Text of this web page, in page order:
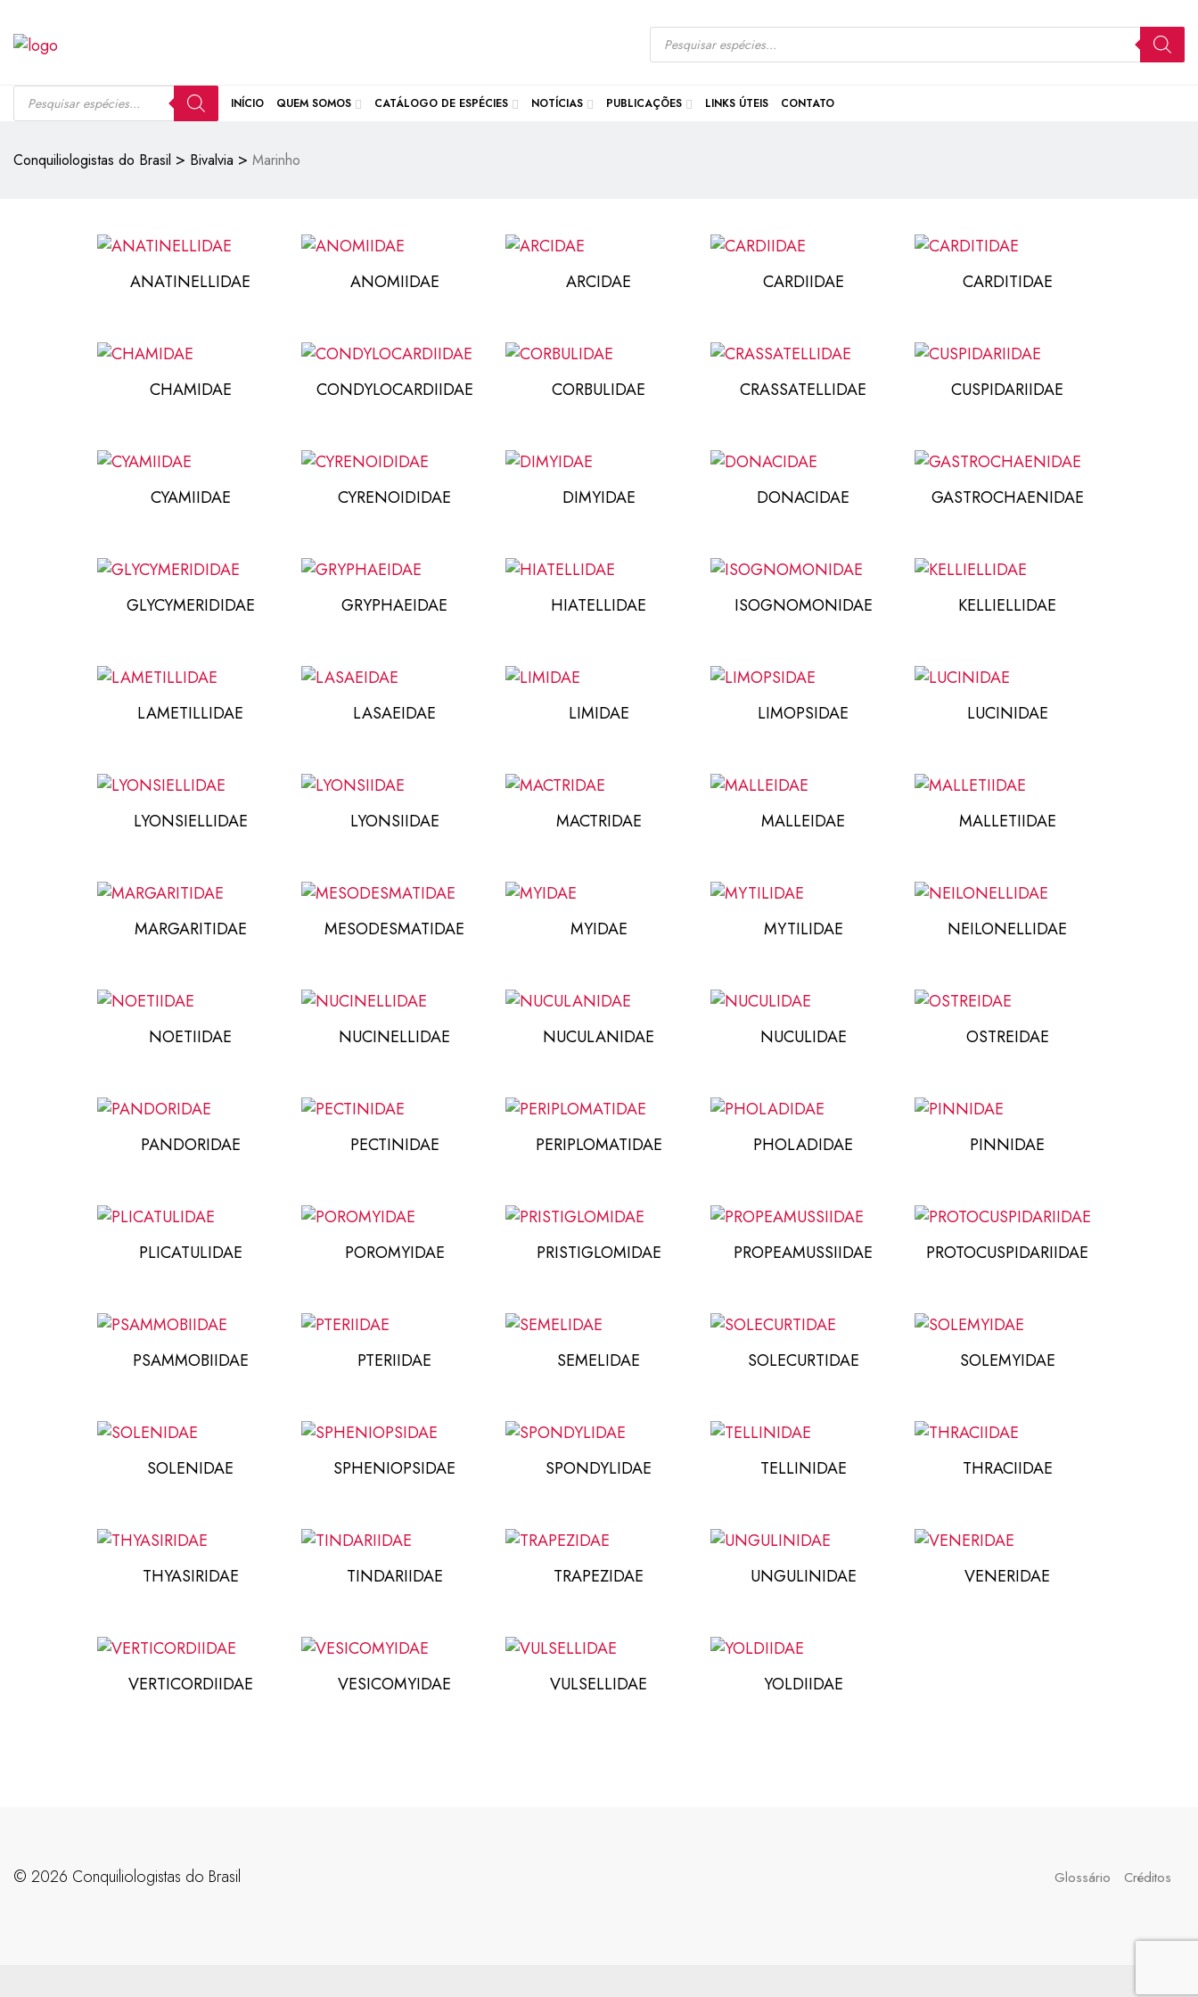
INÍCIO QUEM SOMOS CATÁLOGO DE ESPÉCIES NOTÍCIAS PUBLICAÇÕES LINKS ÚTEIS CONTATO
Conquiliologistas do Brasil > Bivalvia > Marinho
ANATINELLIDAE ANOMIIDAE ARCIDAE CARDIIDAE CARDITIDAE
CHAMIDAE CONDYLOCARDIIDAE CORBULIDAE CRASSATELLIDAE CUSPIDARIIDAE
CYAMIIDAE CYRENOIDIDAE DIMYIDAE DONACIDAE GASTROCHAENIDAE
GLYCYMERIDIDAE GRYPHAEIDAE HIATELLIDAE ISOGNOMONIDAE KELLIELLIDAE
LAMETILLIDAE LASAEIDAE LIMIDAE LIMOPSIDAE LUCINIDAE
LYONSIELLIDAE LYONSIIDAE MACTRIDAE MALLEIDAE MALLETIIDAE
MARGARITIDAE MESODESMATIDAE MYIDAE MYTILIDAE NEILONELLIDAE
NOETIIDAE NUCINELLIDAE NUCULANIDAE NUCULIDAE OSTREIDAE
PANDORIDAE PECTINIDAE PERIPLOMATIDAE PHOLADIDAE PINNIDAE
PLICATULIDAE POROMYIDAE PRISTIGLOMIDAE PROPEAMUSSIIDAE PROTOCUSPIDARIIDAE
PSAMMOBIIDAE PTERIIDAE SEMELIDAE SOLECURTIDAE SOLEMYIDAE
SOLENIDAE SPHENIOPSIDAE SPONDYLIDAE TELLINIDAE THRACIIDAE
THYASIRIDAE TINDARIIDAE TRAPEZIDAE UNGULINIDAE VENERIDAE
VERTICORDIIDAE VESICOMYIDAE VULSELLIDAE YOLDIIDAE
©️ 2026 Conquiliologistas do Brasil Glossário Créditos